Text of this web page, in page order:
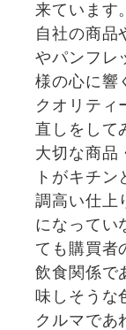
来ています。
自社の商品
やパンフレ
様の心に響
クオリティ
直しをして
大切な商品
トがキチ
調高い仕上
になってい
ても購買者
飲食関係で
味しそうな
クルマであ